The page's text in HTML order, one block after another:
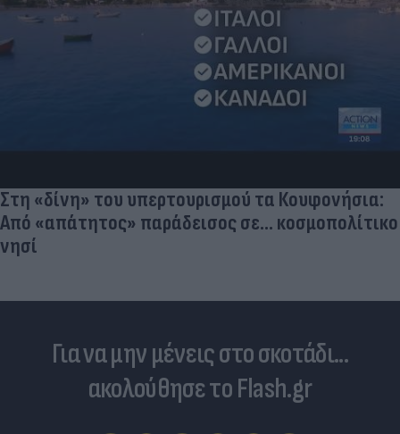
Στη «δίνη» του υπερτουρισμού τα Κουφονήσια:
Από «απάτητος» παράδεισος σε... κοσμοπολίτικο
νησί
Για να μην μένεις στο σκοτάδι...
ακολούθησε το Flash.gr